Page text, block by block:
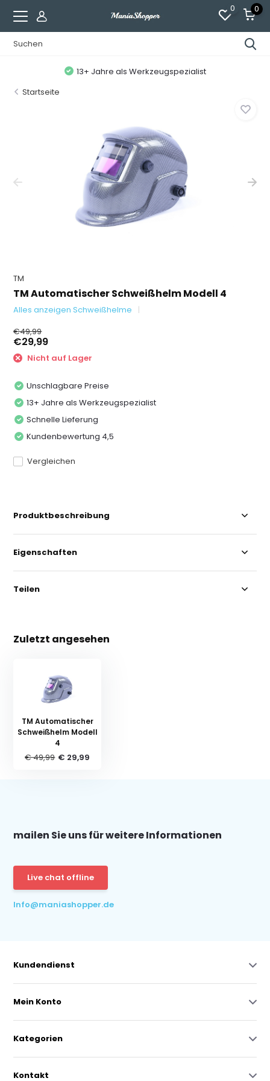
0 0
13+ Jahre als Werkzeugspezialist
Startseite
TM
TM Automatischer Schweißhelm Modell 4
Alles anzeigen Schweißhelme
€49,99
€29,99
Nicht auf Lager
Unschlagbare Preise
13+ Jahre als Werkzeugspezialist
Schnelle Lieferung
Kundenbewertung 4,5
Vergleichen
Produktbeschreibung
Eigenschaften
Teilen
Zuletzt angesehen
TM Automatischer
Schweißhelm Modell
4
€ 49,99 € 29,99
mailen Sie uns für weitere Informationen
Live chat offline
Info@maniashopper.de
Kundendienst
Mein Konto
Kategorien
Kontakt